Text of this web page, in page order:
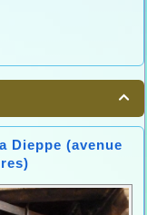

Dieppe (avenue